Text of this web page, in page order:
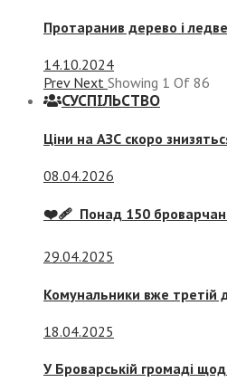
Протаранив дерево і
14.10.2024
Prev Next Showing 1 Of 86
СУСПIЛЬСТВО
Ціни на АЗС скоро
08.04.2026
❤️‍🩹 Понад 150 броварчан
29.04.2025
Комунальники вже третій
18.04.2025
У Броварській громаді